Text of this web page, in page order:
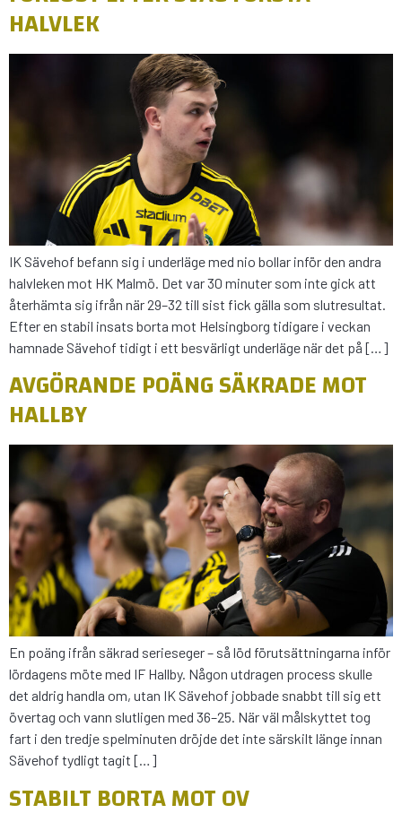
HALVLEK
IK Sävehof befann sig i underläge med nio bollar inför den andra
halvleken mot HK Malmö. Det var 30 minuter som inte gick att
återhämta sig ifrån när 29–32 till sist fick gälla som slutresultat.
Efter en stabil insats borta mot Helsingborg tidigare i veckan
hamnade Sävehof tidigt i ett besvärligt underläge när det på […]
AVGÖRANDE POÄNG SÄKRADE MOT
HALLBY
En poäng ifrån säkrad serieseger – så löd förutsättningarna inför
lördagens möte med IF Hallby. Någon utdragen process skulle
det aldrig handla om, utan IK Sävehof jobbade snabbt till sig ett
övertag och vann slutligen med 36–25. När väl målskyttet tog
fart i den tredje spelminuten dröjde det inte särskilt länge innan
Sävehof tydligt tagit […]
STABILT BORTA MOT OV